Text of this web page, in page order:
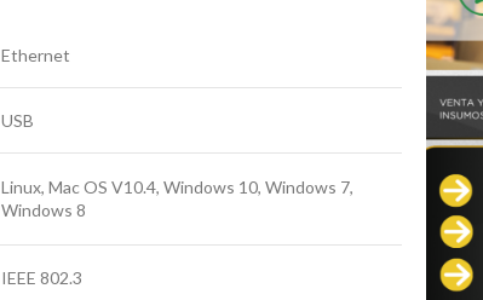
Ethernet
USB
Linux, Mac OS V10.4, Windows 10, Windows 7,
Windows 8
IEEE 802.3